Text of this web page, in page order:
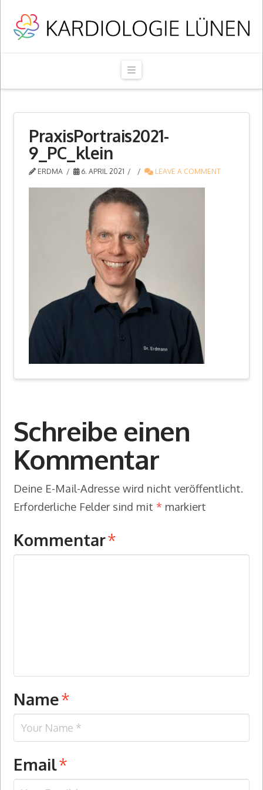
Navigation
PraxisPortrais2021-
9_PC_klein
ERDMA 6. APRIL 2021 LEAVE A COMMENT
Schreibe einen
Kommentar
Deine E-Mail-Adresse wird nicht veröffentlicht.
Erforderliche Felder sind mit * markiert
Kommentar*
Name*
Email*